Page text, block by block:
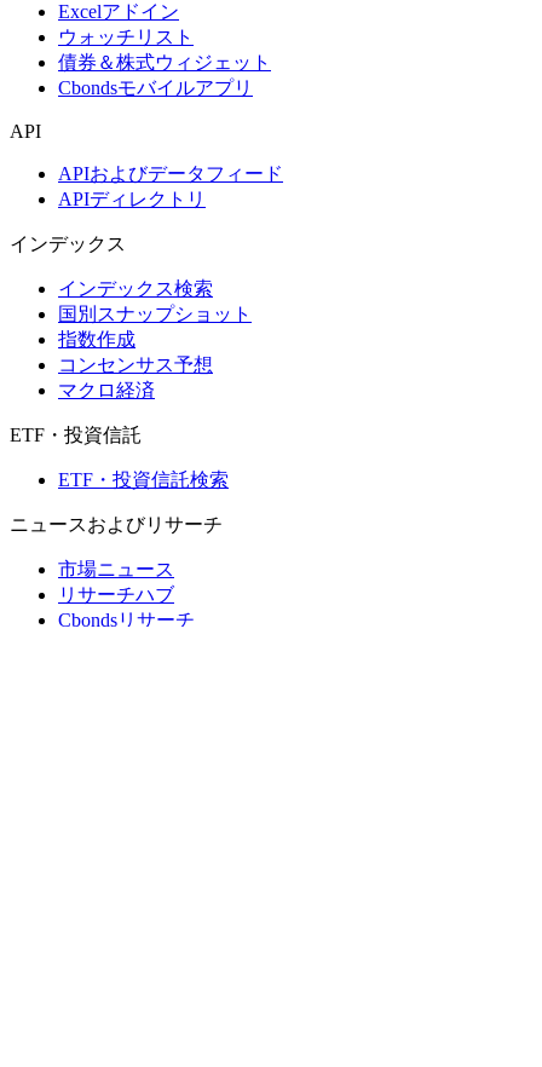
Excelアドイン
ウォッチリスト
債券＆株式ウィジェット
Cbondsモバイルアプリ
API
APIおよびデータフィード
APIディレクトリ
インデックス
インデックス検索
国別スナップショット
指数作成
コンセンサス予想
マクロ経済
ETF・投資信託
ETF・投資信託検索
ニュースおよびリサーチ
市場ニュース
リサーチハブ
Cbondsリサーチ